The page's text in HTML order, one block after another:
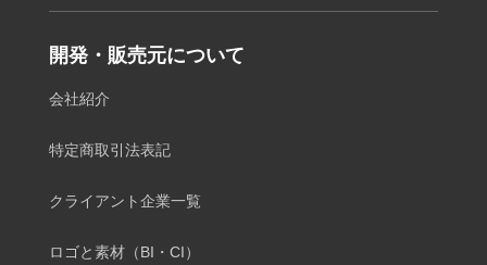
開発・販売元について
会社紹介
特定商取引法表記
クライアント企業一覧
ロゴと素材（BI・CI）